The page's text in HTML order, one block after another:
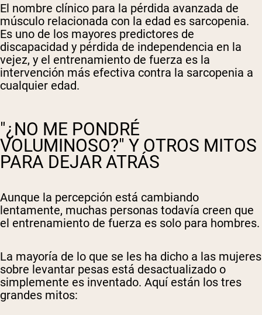
El nombre clínico para la pérdida avanzada de
músculo relacionada con la edad es sarcopenia.
Es uno de los mayores predictores de
discapacidad y pérdida de independencia en la
vejez, y el entrenamiento de fuerza es la
intervención más efectiva contra la sarcopenia a
cualquier edad.
"¿NO ME PONDRÉ
VOLUMINOSO?" Y OTROS MITOS
PARA DEJAR ATRÁS
Aunque la percepción está cambiando
lentamente, muchas personas todavía creen que
el entrenamiento de fuerza es solo para hombres.
La mayoría de lo que se les ha dicho a las mujeres
sobre levantar pesas está desactualizado o
simplemente es inventado. Aquí están los tres
grandes mitos: